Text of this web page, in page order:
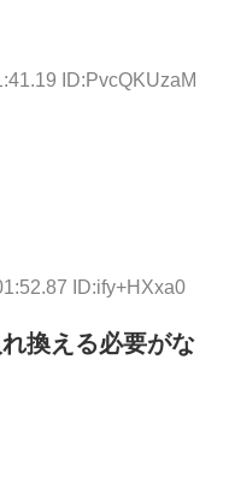
ID:PvcQKUzaM
ID:ify+HXxa0
換える必要がな